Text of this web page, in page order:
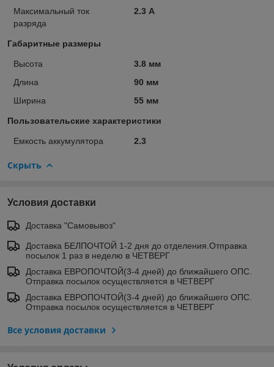
Максимальный ток
разряда
2.3 А
Габаритные размеры
Высота
3.8 мм
Длина
90 мм
Ширина
55 мм
Пользовательские характеристики
Емкость аккумулятора 2.3
Скрыть
Условия доставки
Доставка "Самовывоз"
Доставка БЕЛПОЧТОЙ 1-2 дня до отделения.Отправка
посылок 1 раз в неделю в ЧЕТВЕРГ
Доставка ЕВРОПОЧТОЙ(3-4 дней) до ближайшего ОПС.
Отправка посылок осуществляется в ЧЕТВЕРГ
Доставка ЕВРОПОЧТОЙ(3-4 дней) до ближайшего ОПС.
Отправка посылок осуществляется в ЧЕТВЕРГ
Все условия доставки